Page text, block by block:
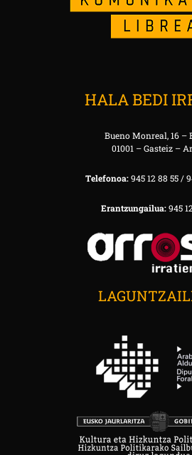
HALA BEDI
Bueno Monreal, 16 –
01001 – Gasteiz –
Telefonoa:945 12 88 55 /
Erantzungailua:945